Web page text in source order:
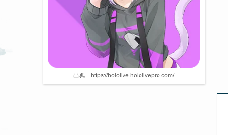
出典：https://hololive.hololivepro.com/